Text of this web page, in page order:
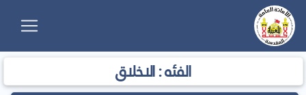
الفئه : الاخلاق